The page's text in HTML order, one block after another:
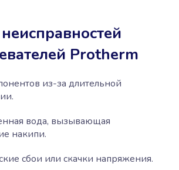
Protherm
из-за длительной
вода, вызывающая
накипи.
сбои или скачки напряжения.